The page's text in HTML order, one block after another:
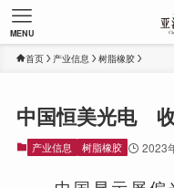
MENU
首页 产业信息 树脂橡胶
中国恒美光电
产业信息 树脂橡胶 2023